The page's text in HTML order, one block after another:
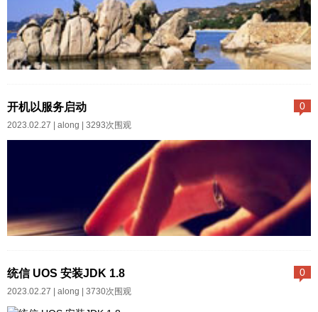
需手动加入，将数据库驱动的jar
包拷入TongWeb_home\lib中，重
启TongWeb。三：TongWeb中数
据源的配置：1：启动TongWeb,
ngWeb管理控制台，默认用户/口
制台右侧数据库服务，To...
服务器已经装好了达梦数据库设
置防火墙规则，允许数据库的523
6端口对外服务firewall-cmd --per
wall-cmd --reload跳板机安装达梦
客户端连接达梦数据库迁移工
具，迁移跳板机装mysql迁移教程
https://blog.csdn.net/weixin_416
0
开机以服务启动
2023.02.27 | along | 3293次围观
动有多种方法，比如我设置mysql
开机启动为：chkconfig --level 35
0
统信 UOS 安装JDK 1.8
2023.02.27 | along | 3730次围观